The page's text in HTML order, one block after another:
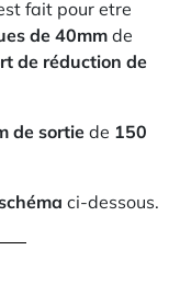
fait pour etre
de 40mm de
de réduction de
de sortie de 150
ci-dessous.